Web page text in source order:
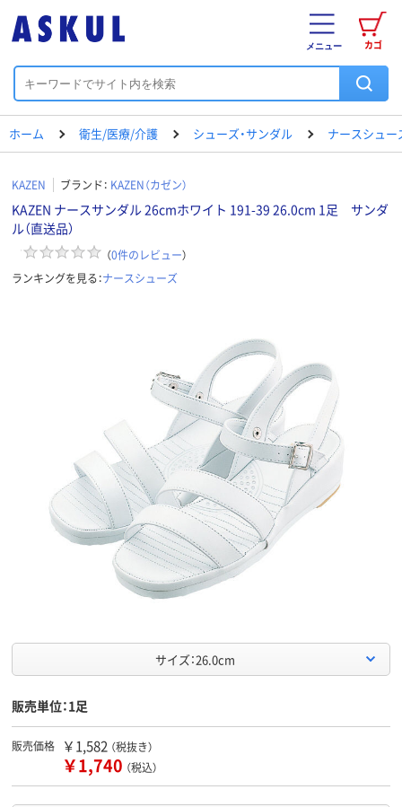
カゴ
メニュー
ホーム 衛生/医療/介護 シューズ・サンダル ナースシュー
KAZEN ブランド： KAZEN（カゼン）
KAZEN ナースサンダル 26cmホワイト 191-39 26.0cm 1足 サンダ
ル（直送品）
（0件のレビュー）
ランキングを見る：ナースシューズ
サイズ：26.0cm
販売単位：1足
販売価格 ￥1,582 （税抜き）
￥1,740 （税込）